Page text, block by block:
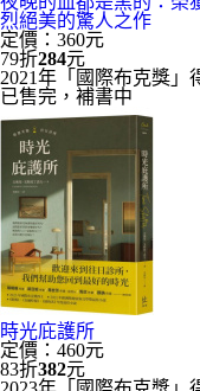
烈絕美的驚人之作
定價：360元
79折284元
2021年「國際布克獎」
已售完，補書中
時光庇護所
定價：460元
83折382元